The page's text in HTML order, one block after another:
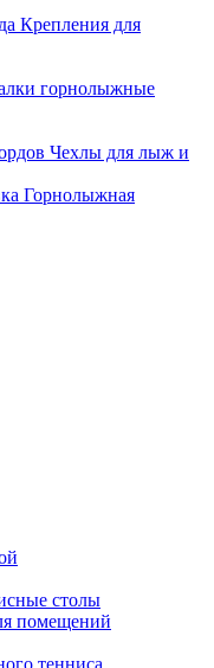
Крепления для
горнолыжные
Чехлы для лыж и
Горнолыжная
столы
помещений
тенниса